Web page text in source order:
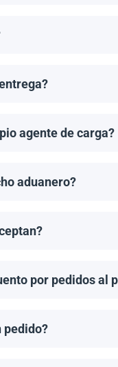
agente de carga?
aduanero?
por pedidos al
pedido?